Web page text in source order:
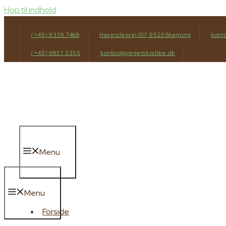
Hop til indhold
(+45) 9339 7468 Haverslevvej 107, 9520 Skørping
(+45) 9837 3355 kontor@gregerskrabbe.dk
Menu
Forside
Menu